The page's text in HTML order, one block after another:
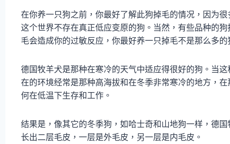
在你养一只狗之前，你最好了解此狗掉毛的情况，因为
这个世界不存在真正低应变原的狗。当然，有些品种的
毛会造成你的过敏反应，你最好养一只掉毛不是那么多的
德国牧羊犬是那种在寒冷的天气中适应得很好的狗。当
在的环境经常是那种高海拔和在冬季非常寒冷的地方，
何在低温下生存和工作。
结果是，像其它的冬季狗，如哈士奇和山地狗一样，德
长出二层毛皮，一层是外毛皮，另一层是内毛皮。